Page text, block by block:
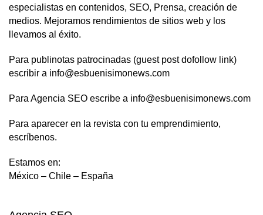
especialistas en contenidos, SEO, Prensa, creación de
medios. Mejoramos rendimientos de sitios web y los
llevamos al éxito.
Para publinotas patrocinadas (guest post dofollow link)
escribir a info@esbuenisimonews.com
Para Agencia SEO escribe a info@esbuenisimonews.com
Para aparecer en la revista con tu emprendimiento,
escríbenos.
Estamos en:
México – Chile – España